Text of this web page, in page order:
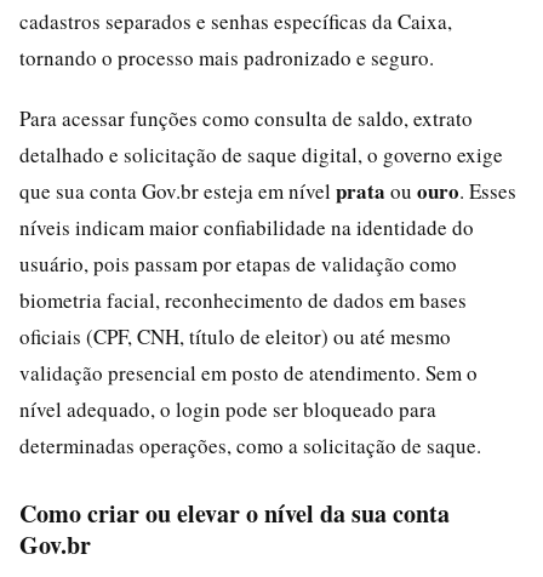
cadastros separados e senhas específicas da Caixa,
tornando o processo mais padronizado e seguro.
Para acessar funções como consulta de saldo, extrato
detalhado e solicitação de saque digital, o governo exige
que sua conta Gov.br esteja em nível prata ou ouro. Esses
níveis indicam maior confiabilidade na identidade do
usuário, pois passam por etapas de validação como
biometria facial, reconhecimento de dados em bases
oficiais (CPF, CNH, título de eleitor) ou até mesmo
validação presencial em posto de atendimento. Sem o
nível adequado, o login pode ser bloqueado para
determinadas operações, como a solicitação de saque.
Como criar ou elevar o nível da sua conta
Gov.br